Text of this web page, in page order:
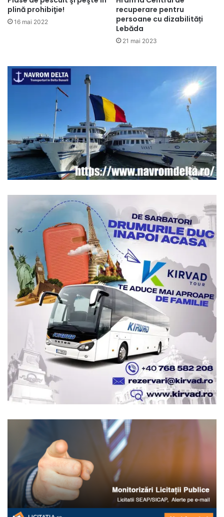
plină prohibiţie!
16 mai 2022
recuperare pentru
persoane cu dizabilități
Lebăda
21 mai 2023